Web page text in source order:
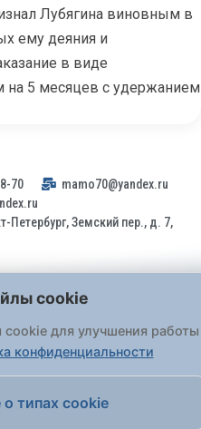
Лубягина виновным в
ему деяния и
в виде
на 5 месяцев с удержанием
70
mamo70@yandex.ru
Петербург, Земский пер., д. 7,
организаций, поступившие на
на основании
№ 59-ФЗ
портал «Госуслуги» (ЕПГУ)
паспорта.
персональных данных
cookie
cookie для улучшения работы
конфиденциальности
типах cookie